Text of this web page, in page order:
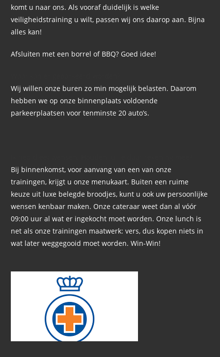
komt u naar ons. Als vooraf duidelijk is welke
veiligheidstraining u wilt, passen wij ons daarop aan. Bijna
alles kan!
Afsluiten met een borrel of BBQ? Goed idee!
Wij willen onze buren zo min mogelijk belasten. Daarom
hebben we op onze binnenplaats voldoende
parkeerplaatsen voor tenminste 20 auto’s.
Bij binnenkomst, voor aanvang van een van onze
trainingen, krijgt u onze menukaart. Buiten een ruime
keuze uit luxe belegde broodjes, kunt u ook uw persoonlijke
wensen kenbaar maken. Onze cateraar weet dan al vóór
09:00 uur al wat er ingekocht moet worden. Onze lunch is
net als onze trainingen maatwerk: vers, dus kopen niets in
wat later weggegooid moet worden. Win-Win!